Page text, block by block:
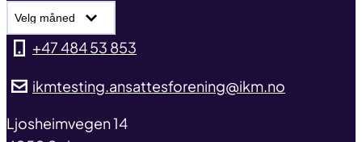
Nyhetsarkiv
+47 484 53 853
ikmtesting.ansattesforening@ikm.no
address
Ljosheimvegen 14